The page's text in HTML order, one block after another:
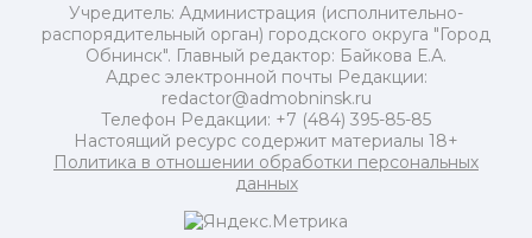
Учредитель: Администрация (исполнительно-
распорядительный орган) городского округа "Город
Обнинск". Главный редактор: Байкова Е.А.
Адрес электронной почты Редакции:
redactor@admobninsk.ru
Телефон Редакции: +7 (484) 395-85-85
Настоящий ресурс содержит материалы 18+
Политика в отношении обработки персональных
данных